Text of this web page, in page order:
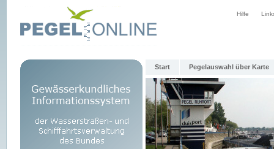
Hilfe
Start Pegelauswahl über Karte